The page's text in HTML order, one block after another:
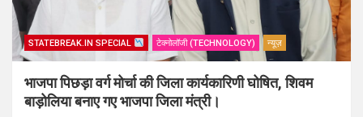
STATEBREAK.IN SPECIAL टेक्नोलॉजी (TECHNOLOGY) न्यूज़
भाजपा पिछड़ा वर्ग मोर्चा की जिला कार्यकारिणी घोषित, शिवम
बाड़ोलिया बनाए गए भाजपा जिला मंत्री।